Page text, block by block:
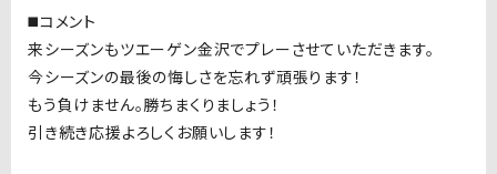
◼️コメント
来シーズンもツエーゲン金沢でプレーさせていただきます。
今シーズンの最後の悔しさを忘れず頑張ります！
もう負けません。勝ちまくりましょう！
引き続き応援よろしくお願いします！